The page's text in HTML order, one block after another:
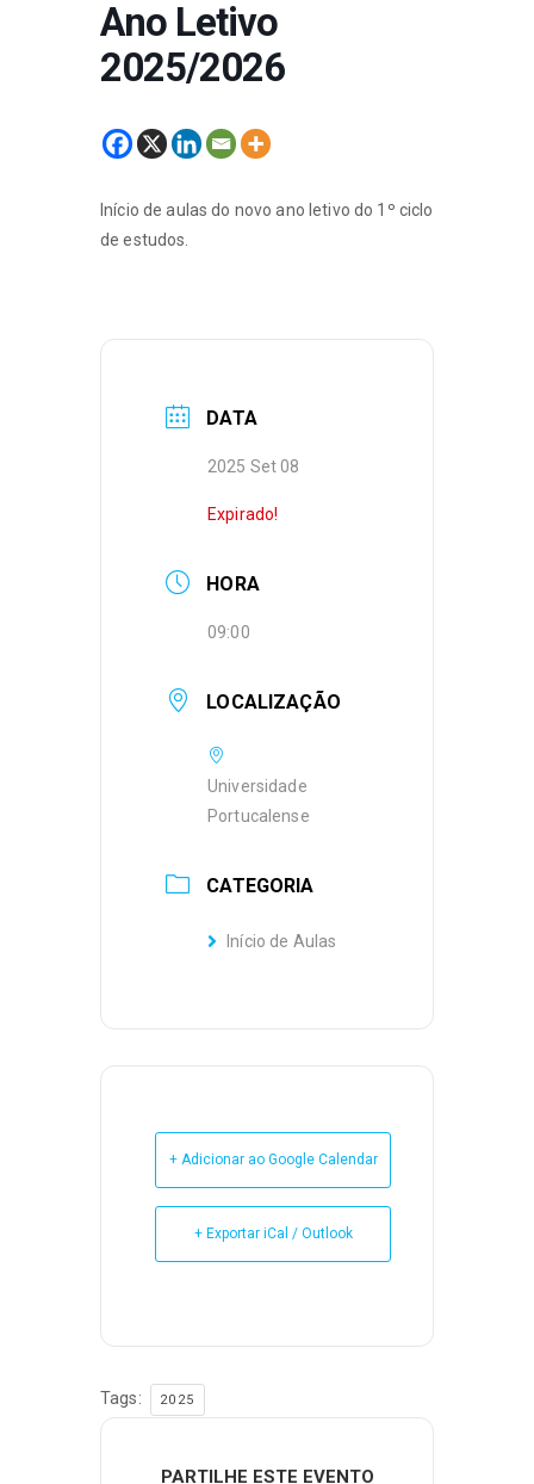
Ano Letivo
2025/2026
Início de aulas do novo ano letivo do 1º ciclo
de estudos.
DATA
2025 Set 08
Expirado!
HORA
09:00
LOCALIZAÇÃO
Universidade
Portucalense
CATEGORIA
Início de Aulas
+ Adicionar ao Google Calendar
+ Exportar iCal / Outlook
Tags: 2025
PARTILHE ESTE EVENTO